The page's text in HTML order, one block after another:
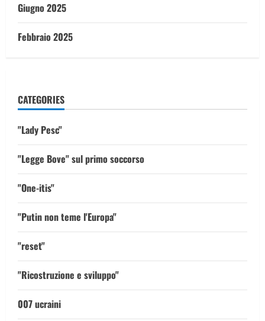
Giugno 2025
Febbraio 2025
CATEGORIES
"Lady Pesc"
"Legge Bove" sul primo soccorso
"One-itis"
"Putin non teme l'Europa"
"reset"
"Ricostruzione e sviluppo"
007 ucraini